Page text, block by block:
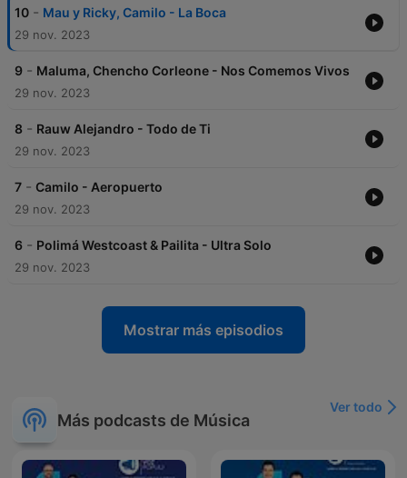
10 - Mau y Ricky, Camilo - La Boca
29 nov. 2023
9 - Maluma, Chencho Corleone - Nos Comemos Vivos
29 nov. 2023
8 - Rauw Alejandro - Todo de Ti
29 nov. 2023
7 - Camilo - Aeropuerto
29 nov. 2023
6 - Polimá Westcoast & Pailita - Ultra Solo
29 nov. 2023
Mostrar más episodios
Más podcasts de Música
Ver todo